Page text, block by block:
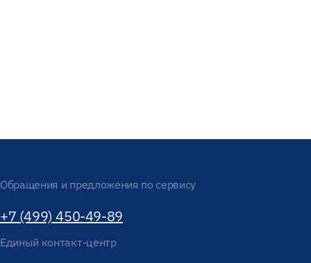
Обращения и предложения по сервису
+7 (499) 450-49-89
Единый контакт-центр